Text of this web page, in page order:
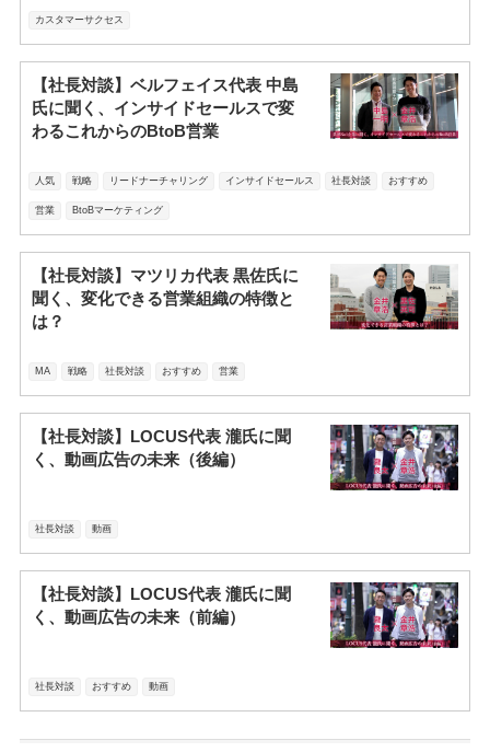
カスタマーサクセス
【社長対談】ベルフェイス代表 中島
氏に聞く、インサイドセールスで変
わるこれからのBtoB営業
人気 戦略 リードナーチャリング インサイドセールス 社長対談 おすすめ
営業 BtoBマーケティング
【社長対談】マツリカ代表 黒佐氏に
聞く、変化できる営業組織の特徴と
は？
MA 戦略 社長対談 おすすめ 営業
【社長対談】LOCUS代表 瀧氏に聞
く、動画広告の未来（後編）
社長対談 動画
【社長対談】LOCUS代表 瀧氏に聞
く、動画広告の未来（前編）
社長対談 おすすめ 動画